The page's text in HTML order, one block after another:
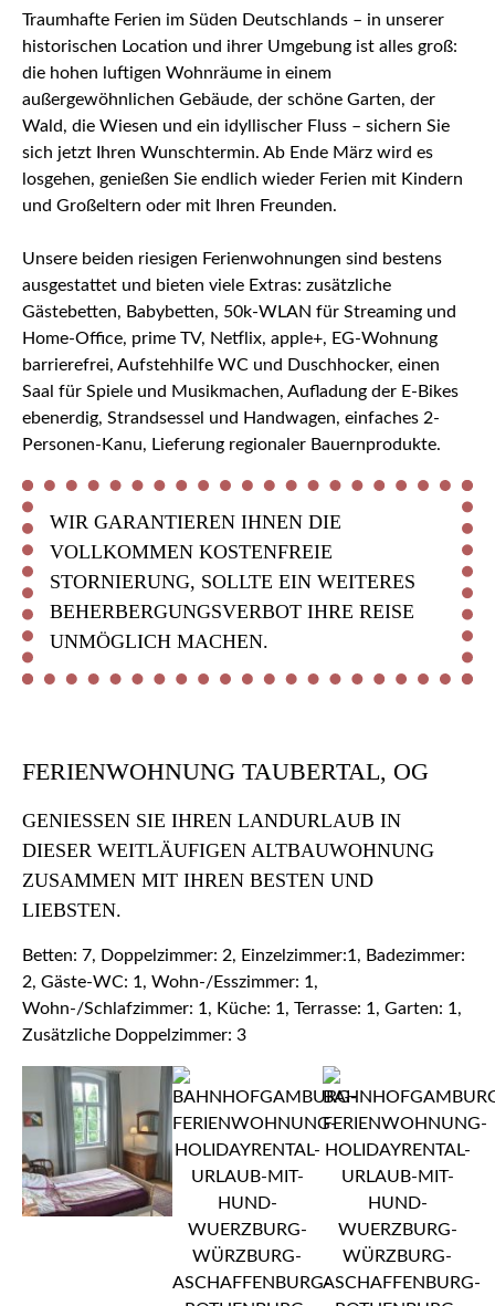
Traumhafte Ferien im Süden Deutschlands – in unserer
historischen Location und ihrer Umgebung ist alles groß:
die hohen luftigen Wohnräume in einem
außergewöhnlichen Gebäude, der schöne Garten, der
Wald, die Wiesen und ein idyllischer Fluss – sichern Sie
sich jetzt Ihren Wunschtermin. Ab Ende März wird es
losgehen, genießen Sie endlich wieder Ferien mit Kindern
und Großeltern oder mit Ihren Freunden.
Unsere beiden riesigen Ferienwohnungen sind bestens
ausgestattet und bieten viele Extras: zusätzliche
Gästebetten, Babybetten, 50k-WLAN für Streaming und
Home-Office, prime TV, Netflix, apple+, EG-Wohnung
barrierefrei, Aufstehhilfe WC und Duschhocker, einen
Saal für Spiele und Musikmachen, Aufladung der E-Bikes
ebenerdig, Strandsessel und Handwagen, einfaches 2-
Personen-Kanu, Lieferung regionaler Bauernprodukte.
WIR GARANTIEREN IHNEN DIE
VOLLKOMMEN KOSTENFREIE
STORNIERUNG, SOLLTE EIN WEITERES
BEHERBERGUNGSVERBOT IHRE REISE
UNMÖGLICH MACHEN.
FERIENWOHNUNG TAUBERTAL, OG
GENIESSEN SIE IHREN LANDURLAUB IN D
IESER WEITLÄUFIGEN ALTBAUWOHNUNG Z
USAMMEN MIT IHREN BESTEN UND L
IEBSTEN.
Betten: 7, Doppelzimmer: 2, Einzelzimmer:1, Badezimmer:
2, Gäste-WC: 1, Wohn-/Esszimmer: 1,
Wohn-/Schlafzimmer: 1, Küche: 1, Terrasse: 1, Garten: 1,
Zusätzliche Doppelzimmer: 3